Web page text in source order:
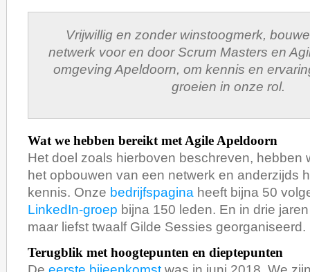
Vrijwillig en zonder winstoogmerk,
netwerk voor en door Scrum Masters en
omgeving Apeldoorn, om kennis en
groeien in onze rol.
Wat we hebben bereikt met Agile Apeldoorn
Het doel zoals hierboven beschreven, hebben
het opbouwen van een netwerk en anderzijds
kennis. Onze bedrijfspagina heeft bijna 50
LinkedIn-groep bijna 150 leden. En in drie
maar liefst twaalf Gilde Sessies georganiseerd.
Terugblik met hoogtepunten en dieptepunten